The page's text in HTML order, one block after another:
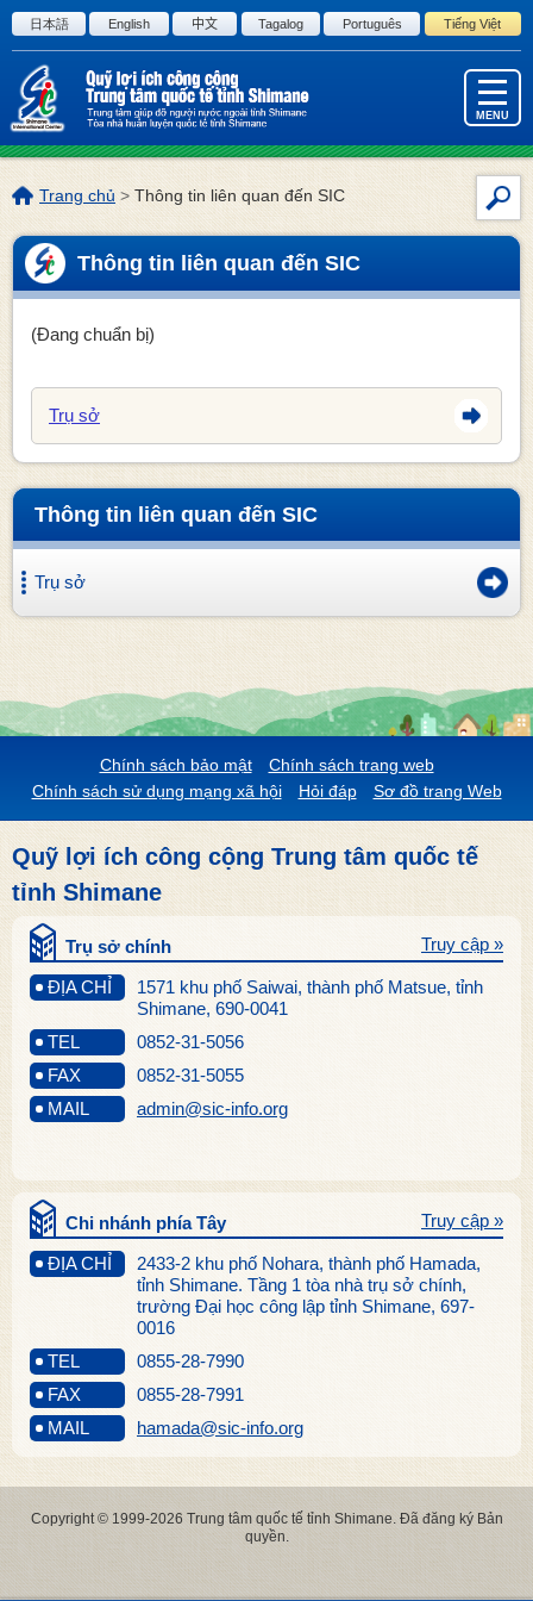
Đi đến văn bản bản của trang này
日本語 English 中文 Tagalog Português Tiếng Việt
MENU
Tìm
Vị
trí
trang
này:
Trang chủ >Thông tin liên quan đến SIC
Thông tin liên quan đến SIC
(Đang chuẩn bị)
Trụ sở
Thông tin liên quan đến SIC
Trụ sở
Chính sách bảo mật
Chính sách trang web
Chính sách sử dụng mạng xã hội
Hỏi đáp Sơ đồ trang Web
Quỹ lợi ích công cộng Trung tâm quốc tế
tỉnh Shimane
Trụ sở chính
ĐỊA CHỈ
1571 khu phố Saiwai, thành phố Matsue, tỉnh
Shimane, 690-0041
Truy cập »
TEL
0852-31-5056
FAX
0852-31-5055
MAIL
admin@sic-info.org
Chi nhánh phía Tây
ĐỊA CHỈ
2433-2 khu phố Nohara, thành phố Hamada,
tỉnh Shimane. Tầng 1 tòa nhà trụ sở chính,
trường Đại học công lập tỉnh Shimane, 697-
0016
Truy cập »
TEL
0855-28-7990
FAX
0855-28-7991
MAIL
hamada@sic-info.org
Copyright © 1999-2026 Trung tâm quốc tế tỉnh Shimane. Đã đăng ký Bản
quyền.